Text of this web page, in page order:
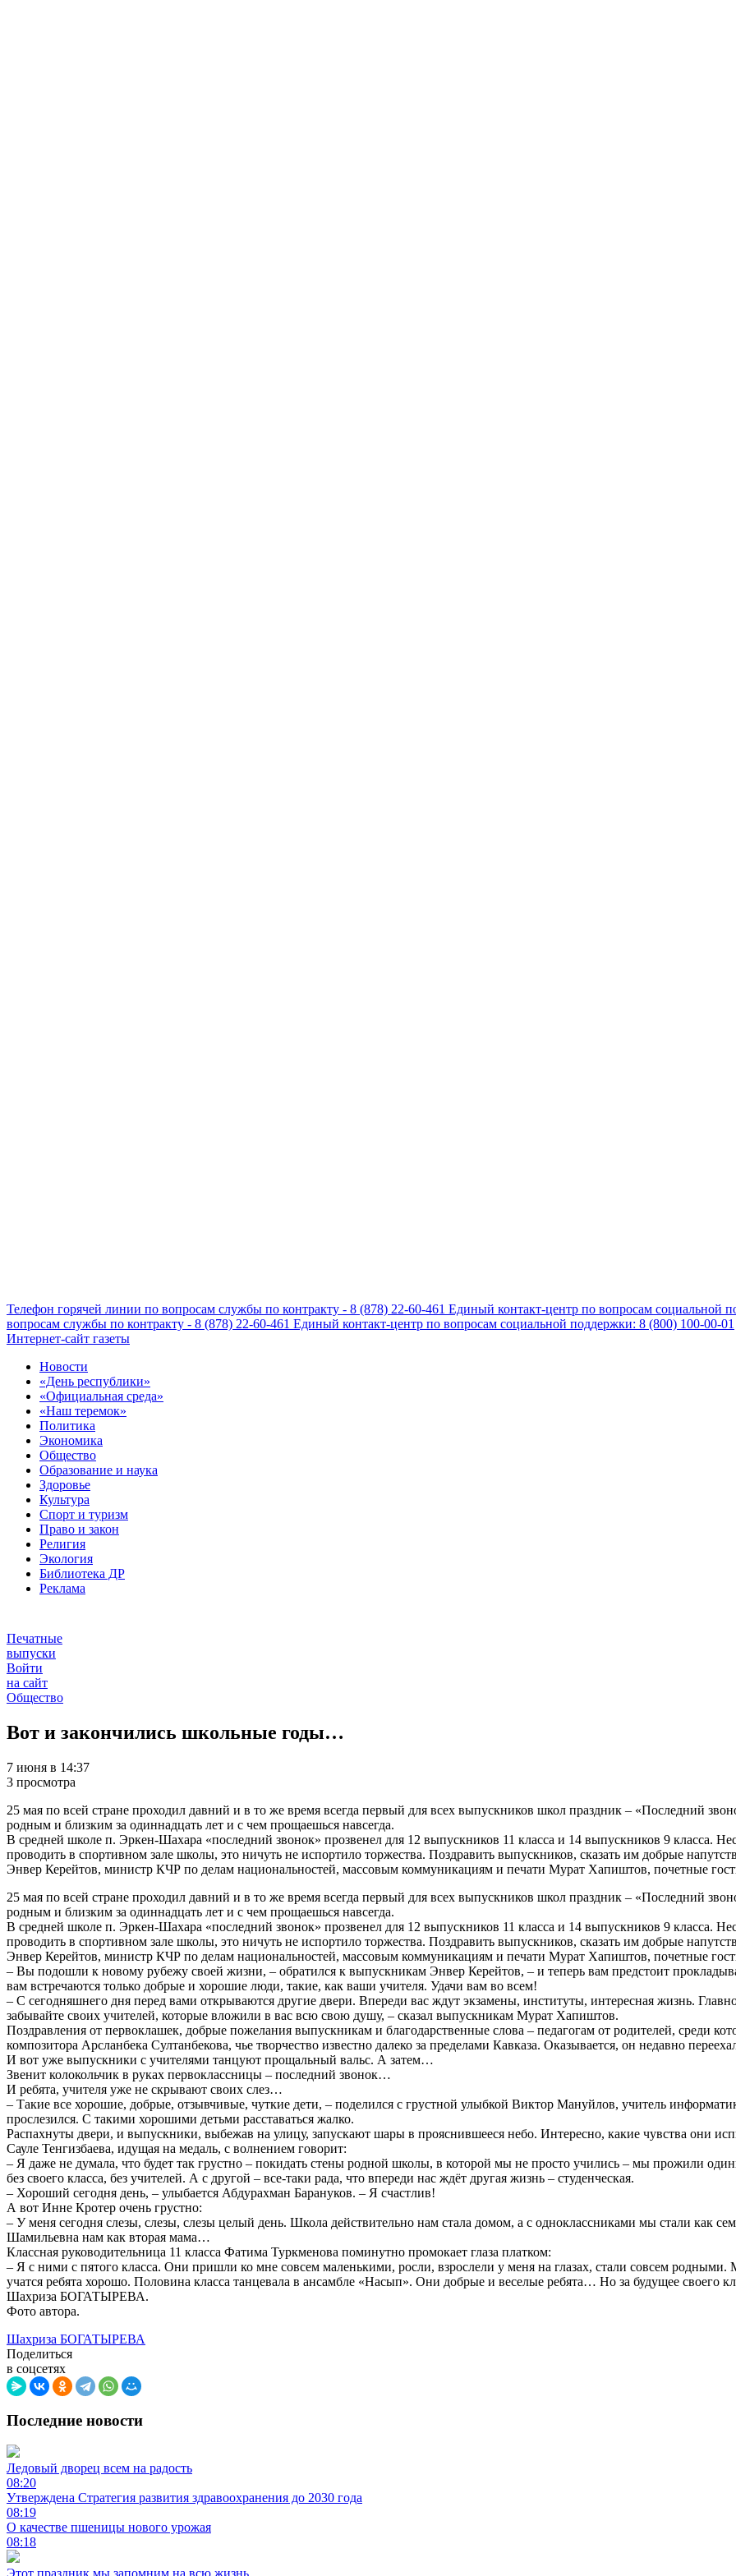
Телефон горячей линии по вопросам службы по контракту - 8 (878) 22-60-461 Единый контакт-центр по вопросам социальной
вопросам службы по контракту - 8 (878) 22-60-461 Единый контакт-центр по вопросам социальной поддержки: 8 (800) 100-00-01
Интернет-сайт газеты
Новости
«День республики»
«Официальная среда»
«Наш теремок»
Политика
Экономика
Общество
Образование и наука
Здоровье
Культура
Спорт и туризм
Право и закон
Религия
Экология
Библиотека ДР
Реклама
Печатные
выпуски
Войти
на сайт
Общество
Вот и закончились школьные годы…
7 июня в 14:37
3 просмотра
25 мая по всей стране проходил давний и в то же время всегда первый для всех выпускников школ праздник – «Последний
родным и близким за одиннадцать лет и с чем прощаешься навсегда.
В средней школе п. Эркен-Шахара «последний звонок» прозвенел для 12 выпускников 11 класса и 14 выпускников 9 класса.
проводить в спортивном зале школы, это ничуть не испортило торжества. Поздравить выпускников, сказать им добрые
Энвер Керейтов, министр КЧР по делам национальностей, массовым коммуникациям и печати Мурат Хапиштов, почетные
25 мая по всей стране проходил давний и в то же время всегда первый для всех выпускников школ праздник – «Последний
родным и близким за одиннадцать лет и с чем прощаешься навсегда.
В средней школе п. Эркен-Шахара «последний звонок» прозвенел для 12 выпускников 11 класса и 14 выпускников 9 класса.
проводить в спортивном зале школы, это ничуть не испортило торжества. Поздравить выпускников, сказать им добрые
Энвер Керейтов, министр КЧР по делам национальностей, массовым коммуникациям и печати Мурат Хапиштов, почетные
– Вы подошли к новому рубежу своей жизни, – обратился к выпускникам Энвер Керейтов, – и теперь вам предстоит
вам встречаются только добрые и хорошие люди, такие, как ваши учителя. Удачи вам во всем!
– С сегодняшнего дня перед вами открываются другие двери. Впереди вас ждут экзамены, институты, интересная жизнь.
забывайте своих учителей, которые вложили в вас всю свою душу, – сказал выпускникам Мурат Хапиштов.
Поздравления от первоклашек, добрые пожелания выпускникам и благодарственные слова – педагогам от родителей, среди
композитора Арсланбека Султанбекова, чье творчество известно далеко за пределами Кавказа. Оказывается, он недавно
И вот уже выпускники с учителями танцуют прощальный вальс. А затем…
Звенит колокольчик в руках первоклассницы – последний звонок…
И ребята, учителя уже не скрывают своих слез…
– Такие все хорошие, добрые, отзывчивые, чуткие дети, – поделился с грустной улыбкой Виктор Мануйлов, учитель
прослезился. С такими хорошими детьми расставаться жалко.
Распахнуты двери, и выпускники, выбежав на улицу, запускают шары в прояснившееся небо. Интересно, какие чувства они
Сауле Тенгизбаева, идущая на медаль, с волнением говорит:
– Я даже не думала, что будет так грустно – покидать стены родной школы, в которой мы не просто учились – мы прожили
без своего класса, без учителей. А с другой – все-таки рада, что впереди нас ждёт другая жизнь – студенческая.
– Хороший сегодня день, – улыбается Абдурахман Барануков. – Я счастлив!
А вот Инне Кротер очень грустно:
– У меня сегодня слезы, слезы, слезы целый день. Школа действительно нам стала домом, а с одноклассниками мы стали
Шамильевна нам как вторая мама…
Классная руководительница 11 класса Фатима Туркменова поминутно промокает глаза платком:
– Я с ними с пятого класса. Они пришли ко мне совсем маленькими, росли, взрослели у меня на глазах, стали совсем
учатся ребята хорошо. Половина класса танцевала в ансамбле «Насып». Они добрые и веселые ребята… Но за будущее своего
Шахриза БОГАТЫРЕВА.
Фото автора.
Шахриза БОГАТЫРЕВА
Поделиться
в соцсетях
Последние новости
Ледовый дворец всем на радость
08:20
Утверждена Стратегия развития здравоохранения до 2030 года
08:19
О качестве пшеницы нового урожая
08:18